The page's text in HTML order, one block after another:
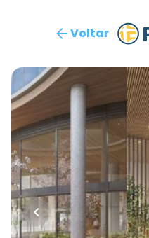
Voltar